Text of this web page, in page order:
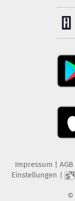
Impressum AGB
Einstellungen
©